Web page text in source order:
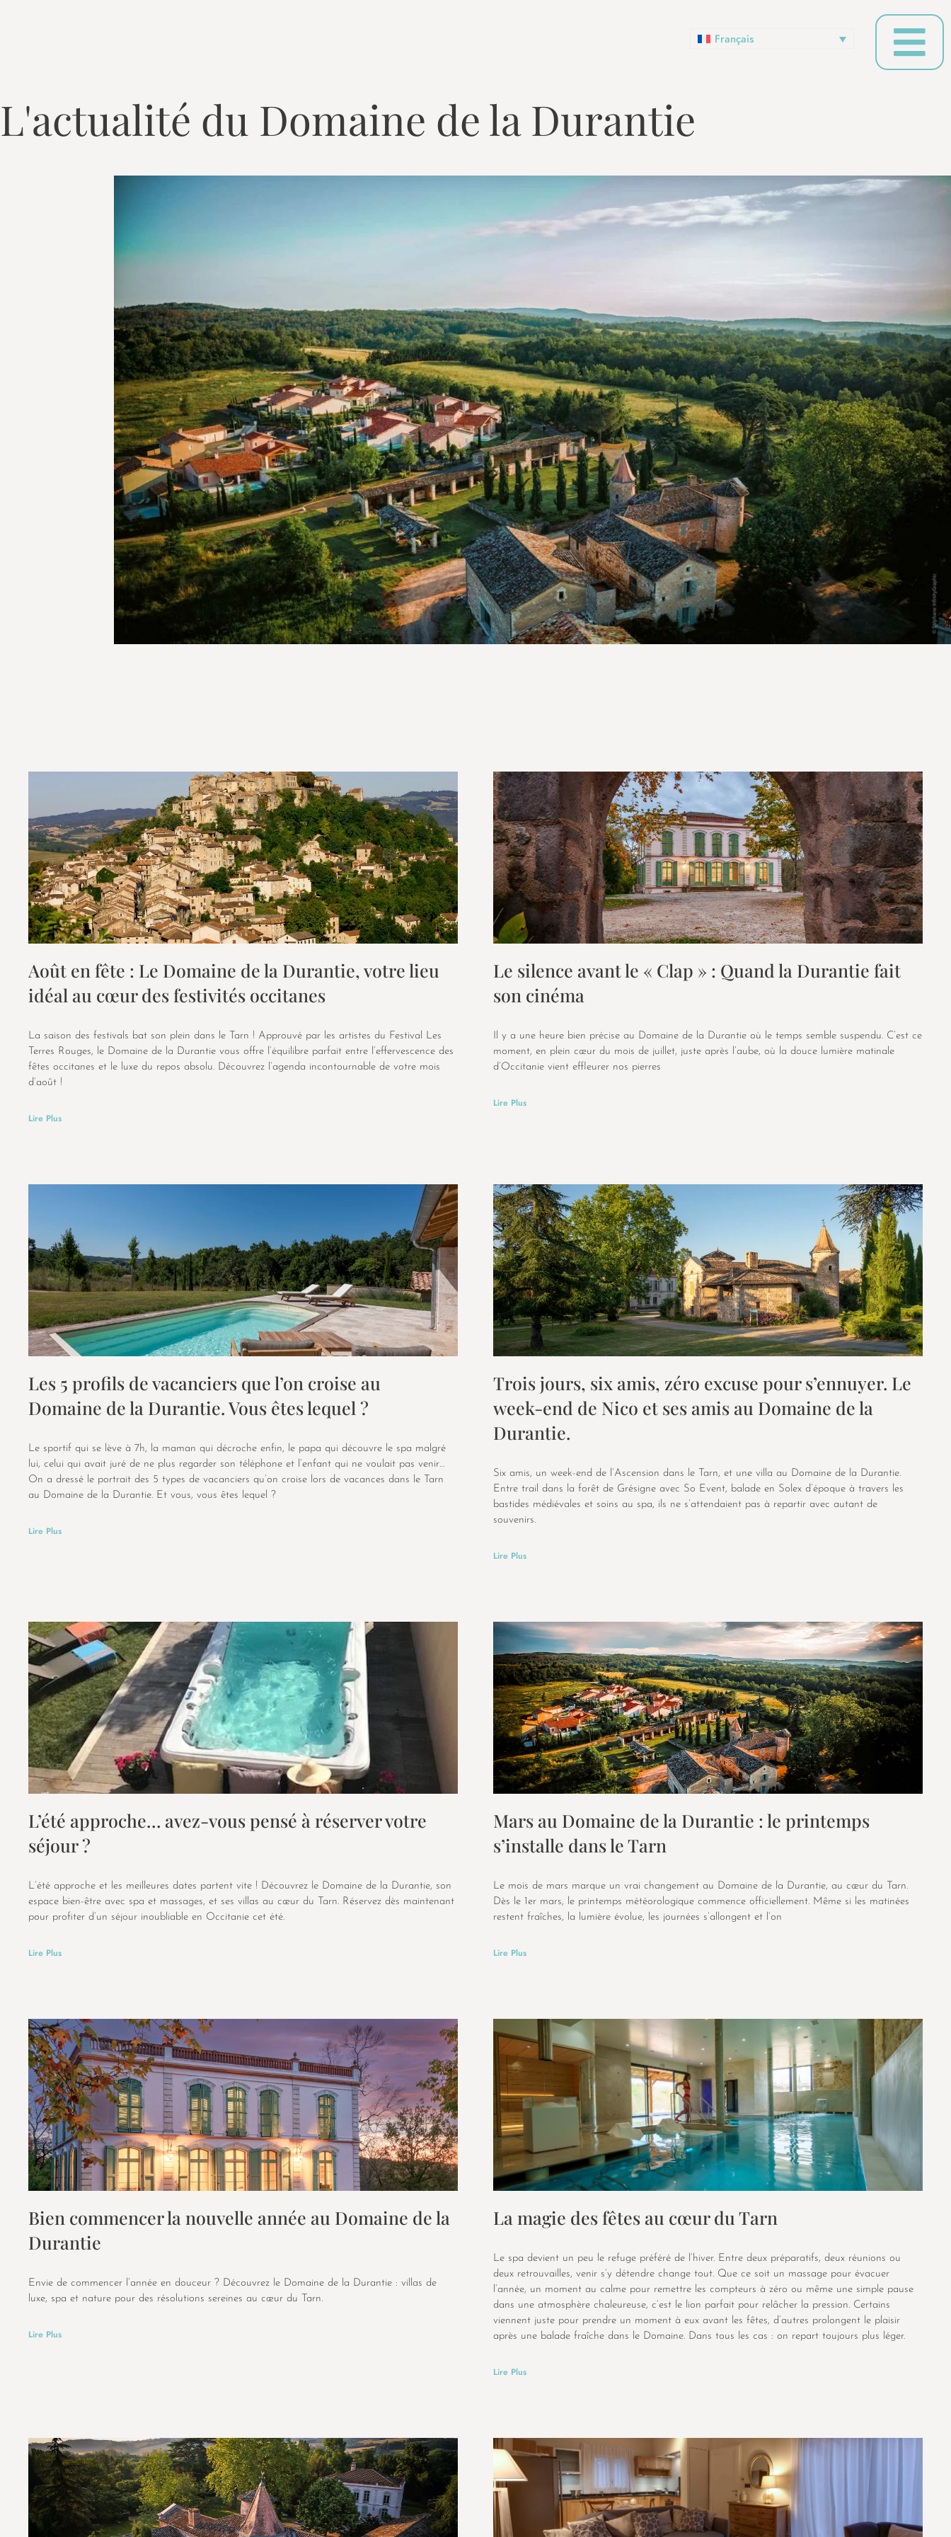
Français
L'actualité du Domaine de la Durantie
Août en fête : Le Domaine de la Durantie, votre lieu
idéal au cœur des festivités occitanes
La saison des festivals bat son plein dans le Tarn ! Approuvé par les artistes du Festival Les
Terres Rouges, le Domaine de la Durantie vous offre l’équilibre parfait entre l’effervescence des
fêtes occitanes et le luxe du repos absolu. Découvrez l’agenda incontournable de votre mois
d’août !
Lire Plus
Le silence avant le « Clap » : Quand la Durantie fait
son cinéma
Il y a une heure bien précise au Domaine de la Durantie où le temps semble suspendu. C’est ce
moment, en plein cœur du mois de juillet, juste après l’aube, où la douce lumière matinale
d’Occitanie vient effleurer nos pierres
Lire Plus
Les 5 profils de vacanciers que l’on croise au
Domaine de la Durantie. Vous êtes lequel ?
Le sportif qui se lève à 7h, la maman qui décroche enfin, le papa qui découvre le spa malgré
lui, celui qui avait juré de ne plus regarder son téléphone et l’enfant qui ne voulait pas venir…
On a dressé le portrait des 5 types de vacanciers qu’on croise lors de vacances dans le Tarn
au Domaine de la Durantie. Et vous, vous êtes lequel ?
Lire Plus
Trois jours, six amis, zéro excuse pour s’ennuyer. Le
week-end de Nico et ses amis au Domaine de la
Durantie.
Six amis, un week-end de l’Ascension dans le Tarn, et une villa au Domaine de la Durantie.
Entre trail dans la forêt de Grésigne avec So Event, balade en Solex d’époque à travers les
bastides médiévales et soins au spa, ils ne s’attendaient pas à repartir avec autant de
souvenirs.
Lire Plus
L’été approche… avez-vous pensé à réserver votre
séjour ?
L’été approche et les meilleures dates partent vite ! Découvrez le Domaine de la Durantie, son
espace bien-être avec spa et massages, et ses villas au cœur du Tarn. Réservez dès maintenant
pour profiter d’un séjour inoubliable en Occitanie cet été.
Lire Plus
Mars au Domaine de la Durantie : le printemps
s’installe dans le Tarn
Le mois de mars marque un vrai changement au Domaine de la Durantie, au cœur du Tarn.
Dès le 1er mars, le printemps météorologique commence officiellement. Même si les matinées
restent fraîches, la lumière évolue, les journées s’allongent et l’on
Lire Plus
Bien commencer la nouvelle année au Domaine de la
Durantie
Envie de commencer l’année en douceur ? Découvrez le Domaine de la Durantie : villas de
luxe, spa et nature pour des résolutions sereines au cœur du Tarn.
Lire Plus
La magie des fêtes au cœur du Tarn
Le spa devient un peu le refuge préféré de l’hiver. Entre deux préparatifs, deux réunions ou
deux retrouvailles, venir s’y détendre change tout. Que ce soit un massage pour évacuer
l’année, un moment au calme pour remettre les compteurs à zéro ou même une simple pause
dans une atmosphère chaleureuse, c’est le lion parfait pour relâcher la pression. Certains
viennent juste pour prendre un moment à eux avant les fêtes, d’autres prolongent le plaisir
après une balade fraîche dans le Domaine. Dans tous les cas : on repart toujours plus léger.
Lire Plus